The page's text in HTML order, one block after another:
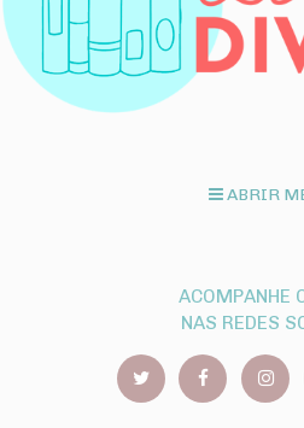
ABRIR
ACOMPANHE
NAS REDES